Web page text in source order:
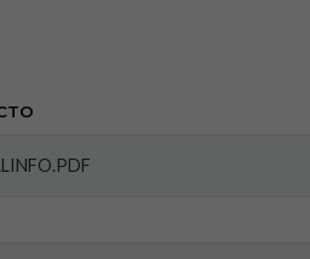
con tela fluorescente y
cintura y mangas, que mejoran la